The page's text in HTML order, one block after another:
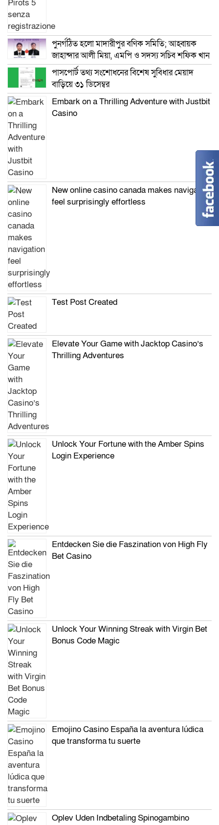
পুনর্গঠিত হলো মাদারীপুর বণিক সমিতি; আহ্বায়ক
জাহান্দার আলী মিয়া, এমপি ও সদস্য সচিব শফিক খান
পাসপোর্ট তথ্য সংশোধনের বিশেষ সুবিধার মেয়াদ
বাড়িয়ে ৩১ ডিসেম্বর
Embark on a Thrilling Adventure with Justbit
Casino
New online casino canada makes navigation
feel surprisingly effortless
Test Post Created
Elevate Your Game with Jacktop Casino’s
Thrilling Adventures
Unlock Your Fortune with the Amber Spins
Login Experience
Entdecken Sie die Faszination von High Fly
Bet Casino
Unlock Your Winning Streak with Virgin Bet
Bonus Code Magic
Emojino Casino España la aventura lúdica
que transforma tu suerte
Oplev Uden Indbetaling Spinogambino